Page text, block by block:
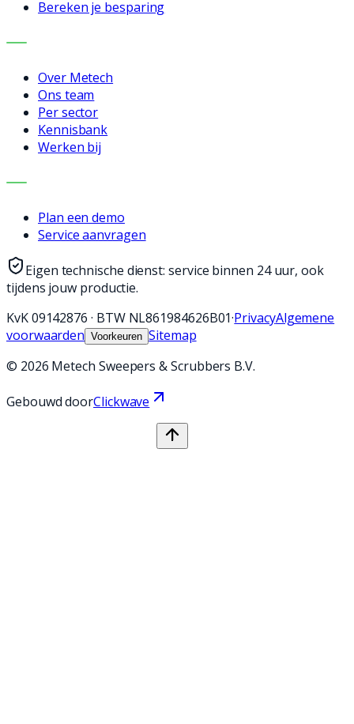
Bereken je besparing
BEDRIJF
Over Metech
Ons team
Per sector
Kennisbank
Werken bij
CONTACT
Plan een demo
Service aanvragen
Eigen technische dienst: service binnen 24 uur, ook
tijdens jouw productie.
KvK09142876 · BTW NL861984626B01·PrivacyAlgemene
voorwaarden Voorkeuren Sitemap
© 2026 Metech Sweepers & Scrubbers B.V.
Gebouwd doorClickwave